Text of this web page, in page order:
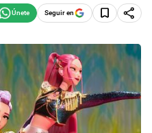
Seguir en